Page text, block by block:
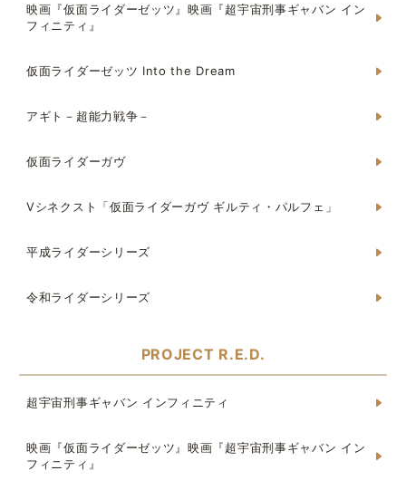
映画『仮面ライダーゼッツ』映画『超宇宙刑事ギャバン イン
フィニティ』
仮面ライダーゼッツ Into the Dream
アギト－超能力戦争－
仮面ライダーガヴ
Vシネクスト「仮面ライダーガヴ ギルティ・パルフェ」
平成ライダーシリーズ
令和ライダーシリーズ
PROJECT R.E.D.
超宇宙刑事ギャバン インフィニティ
映画『仮面ライダーゼッツ』映画『超宇宙刑事ギャバン イン
フィニティ』